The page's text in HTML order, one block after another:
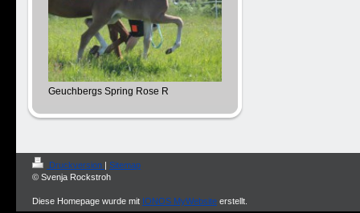
Geuchbergs Spring Rose R
Druckversion | Sitemap
© Svenja Rockstroh
Diese Homepage wurde mit IONOS MyWebsite erstellt.